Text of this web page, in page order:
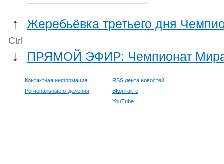
↑ Жеребьёвка третьего дня
Ctrl
↓ ПРЯМОЙ ЭФИР: Чемпионат
Контактная информация
Региональные отделения
RSS лента новостей
ВКонтакте
YouTube